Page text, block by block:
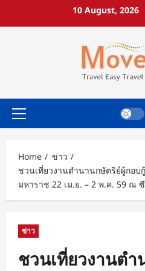
10 August, 2026
Primary
Home
ข่าว
ชวนเที่ยวงานตำนานกษัตริย์ผู้กอบ
มหาราช 22 เม.ย. – 2 พ.ค. 59 ณ
ข่าว
ชวนเที่ยวงานต